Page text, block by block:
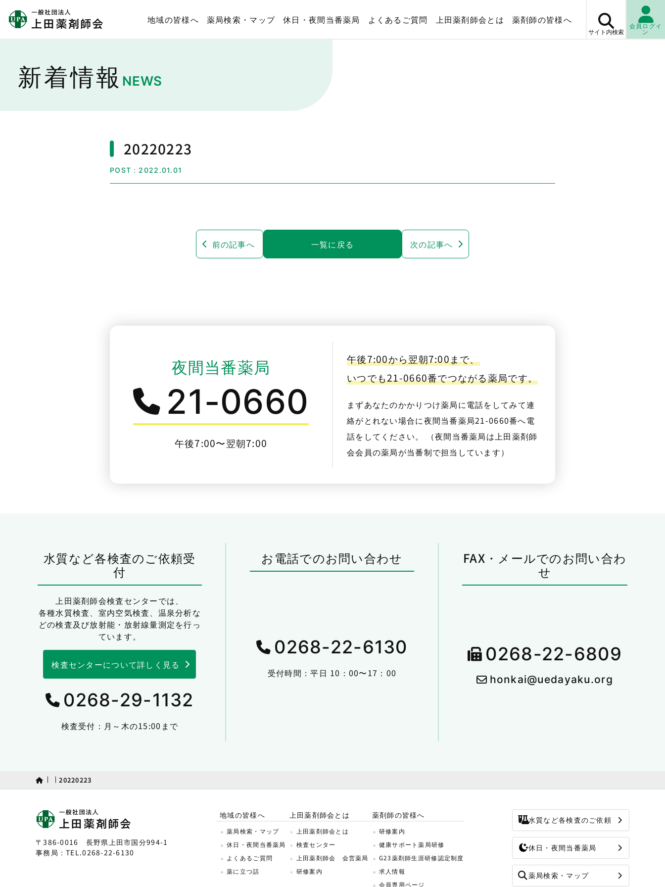
地域の皆様へ 薬局検索・マップ 休日・夜間当番薬局 よくあるご質問 上田薬剤師会とは 薬剤師の皆様へ
サイト内検索
会員ログイ
ン
新着情報 NEWS
20220223
POST：2022.01.01
前の記事へ 一覧に戻る 次の記事へ
夜間当番薬局
21-0660
午後7:00〜翌朝7:00
午後7:00から翌朝7:00まで、
いつでも21-0660番でつながる薬局です。
まずあなたのかかりつけ薬局に電話をしてみて連
絡がとれない場合に夜間当番薬局21-0660番へ電
話をしてください。 （夜間当番薬局は上田薬剤師
会会員の薬局が当番制で担当しています）
水質など各検査のご依頼受
付
上田薬剤師会検査センターでは、
各種水質検査、室内空気検査、温泉分析な
どの検査及び放射能・放射線量測定を行っ
ています。
検査センターについて詳しく見る
0268-29-1132
検査受付：月～木の15:00まで
お電話でのお問い合わせ
0268-22-6130
受付時間：平日 10：00〜17：00
FAX・メールでのお問い合わ
せ
0268-22-6809
honkai@uedayaku.org
20220223
〒386-0016 長野県上田市国分994-1
事務局：TEL.0268-22-6130
地域の皆様へ
薬局検索・マップ
休日・夜間当番薬局
よくあるご質問
薬に立つ話
上田薬剤師会とは
上田薬剤師会とは
検査センター
上田薬剤師会 会営薬局
研修案内
薬剤師の皆様へ
研修案内
健康サポート薬局研修
G23薬剤師生涯研修認定制度
求人情報
会員専用ページ
水質など各検査のご依頼
休日・夜間当番薬局
薬局検索・マップ